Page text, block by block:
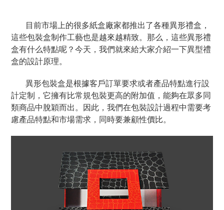
目前市場上的很多紙盒廠家都推出了各種異形禮盒，
這些包裝盒制作工藝也是越來越精致。那么，這些異形禮
盒有什么特點呢？今天，我們就來給大家介紹一下異型禮
盒的設計原理。
異形包裝盒是根據客戶訂單要求或者產品特點進行設
計定制，它擁有比常規包裝更高的附加值，能夠在眾多同
類商品中脫穎而出。因此，我們在包裝設計過程中需要考
慮產品特點和市場需求，同時要兼顧性價比。